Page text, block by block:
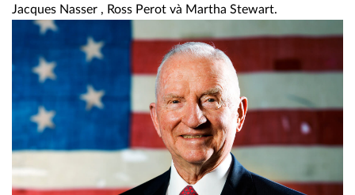
Jacques Nasser , Ross Perot và Martha Stewart.